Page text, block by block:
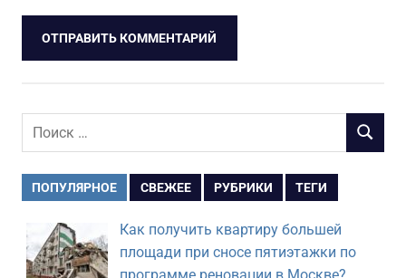
Поиск
ПОИСК
ПОПУЛЯРНОЕ СВЕЖЕЕ РУБРИКИ ТЕГИ
Как получить квартиру большей
площади при сносе пятиэтажки по